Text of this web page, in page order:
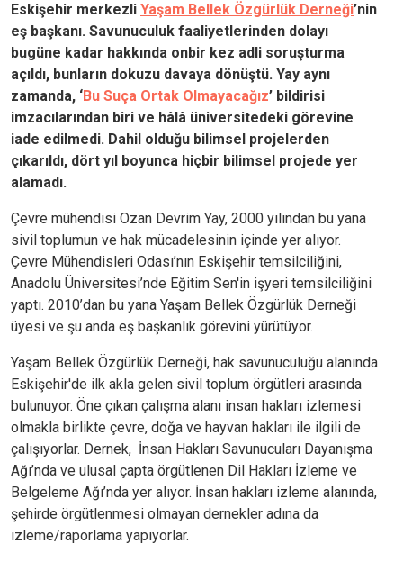
Eskişehir merkezli Yaşam Bellek Özgürlük Derneği’nin
eş başkanı. Savunuculuk faaliyetlerinden dolayı
bugüne kadar hakkında onbir kez adli soruşturma
açıldı, bunların dokuzu davaya dönüştü. Yay aynı
zamanda, ‘Bu Suça Ortak Olmayacağız’ bildirisi
imzacılarından biri ve hâlâ üniversitedeki görevine
iade edilmedi. Dahil olduğu bilimsel projelerden
çıkarıldı, dört yıl boyunca hiçbir bilimsel projede yer
alamadı.
Çevre mühendisi Ozan Devrim Yay, 2000 yılından bu yana
sivil toplumun ve hak mücadelesinin içinde yer alıyor.
Çevre Mühendisleri Odası’nın Eskişehir temsilciliğini,
Anadolu Üniversitesi’nde Eğitim Sen'in işyeri temsilciliğini
yaptı. 2010’dan bu yana Yaşam Bellek Özgürlük Derneği
üyesi ve şu anda eş başkanlık görevini yürütüyor.
Yaşam Bellek Özgürlük Derneği, hak savunuculuğu alanında
Eskişehir'de ilk akla gelen sivil toplum örgütleri arasında
bulunuyor. Öne çıkan çalışma alanı insan hakları izlemesi
olmakla birlikte çevre, doğa ve hayvan hakları ile ilgili de
çalışıyorlar. Dernek, İnsan Hakları Savunucuları Dayanışma
Ağı’nda ve ulusal çapta örgütlenen Dil Hakları İzleme ve
Belgeleme Ağı’nda yer alıyor. İnsan hakları izleme alanında,
şehirde örgütlenmesi olmayan dernekler adına da
izleme/raporlama yapıyorlar.